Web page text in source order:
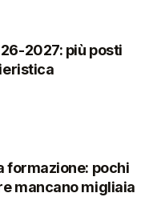
2027: più posti
formazione: pochi
mancano migliaia